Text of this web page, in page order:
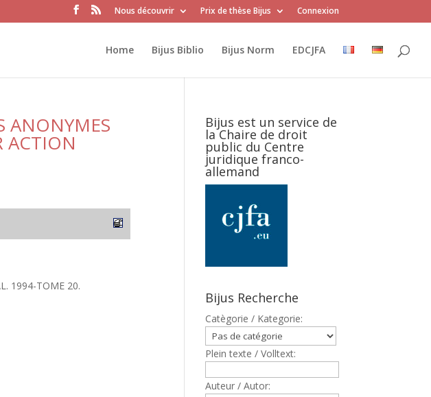
Nous découvrir Prix de thèse Bijus Connexion
Home Bijus Biblio Bijus Norm EDCJFA
ANONYMES
ACTION
1994-TOME 20.
Bijus est un service de
la Chaire de droit
public du Centre
juridique franco-
allemand
Bijus Recherche
Catègorie / Kategorie:
Plein texte / Volltext:
Auteur / Autor: